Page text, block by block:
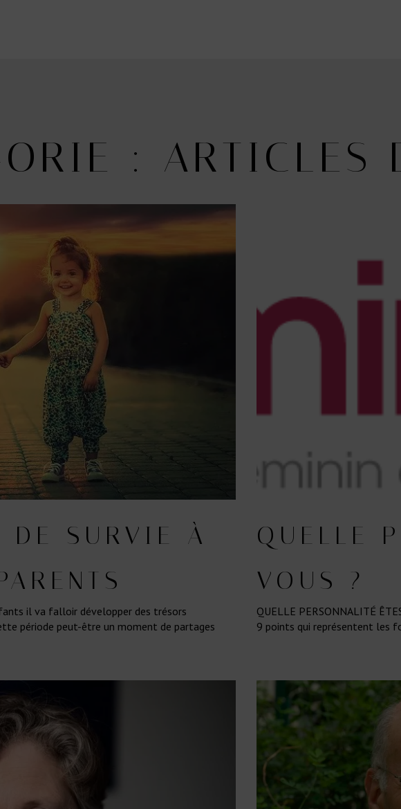
: ARTICLES
DE SURVIE À
il va falloir développer des trésors
période peut-être un moment de partages
QUELLE
VOUS ?
QUELLE PERSONNALITÉ
9 points qui représentent les